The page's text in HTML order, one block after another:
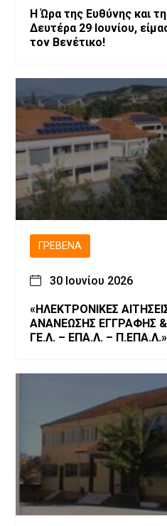
Η Ώρα της Ευθύνης και
Δευτέρα 29 Ιουνίου,
τον Βενέτικο!
ΓΡΕΒΕΝΆ
30 Ιουνίου 2026
«ΗΛΕΚΤΡΟΝΙΚΕΣ
ΑΝΑΝΕΩΣΗΣ ΕΓΓΡΑΦΗΣ
ΓΕ.Λ. – ΕΠΑ.Λ. – Π.ΕΠΑ.Λ.»